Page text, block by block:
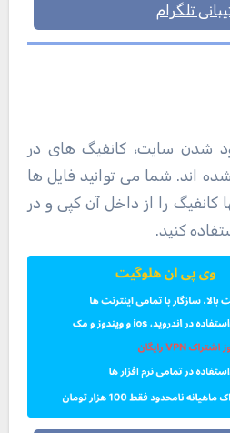
تلگرام
شدن سایت، کانفیگ های در
اند. شما می توانید فایل ها
کانفیگ را از داخل آن کپی و در
کنید.